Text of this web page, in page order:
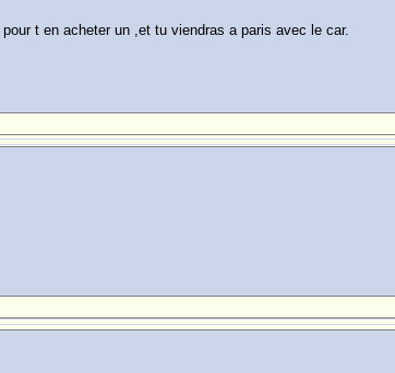
t en acheter un ,et tu viendras a paris avec le car.